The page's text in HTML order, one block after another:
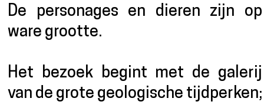
De personages en dieren zijn op
ware grootte.
Het bezoek begint met de galerij
van de grote geologische tijdperken;